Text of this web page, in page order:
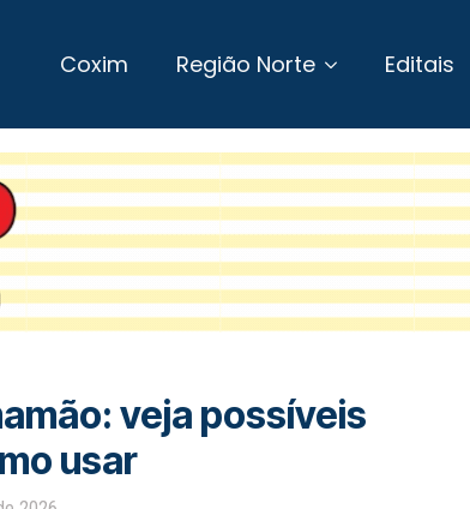
Coxim Região Norte Editais
veja possíveis
usar